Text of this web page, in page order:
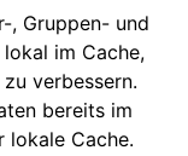
, Gruppen- und
im Cache,
verbessern.
bereits im
lokale Cache.